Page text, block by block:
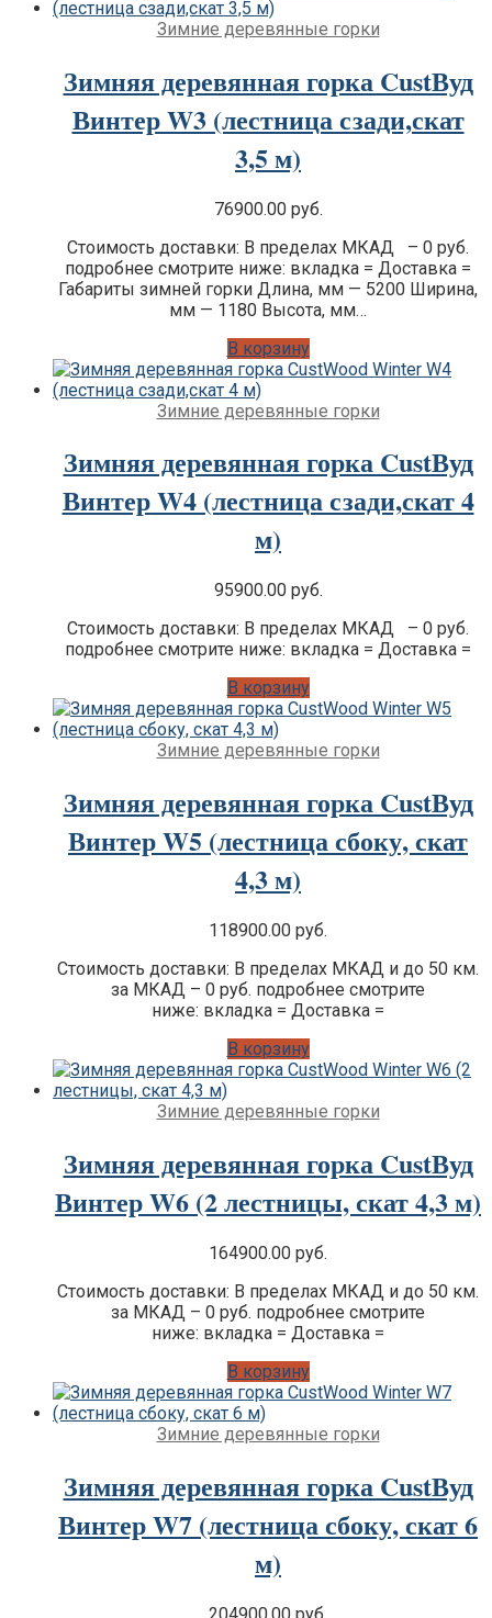
Зимние деревянные горки
Зимняя деревянная горка CustВуд
Винтер W3 (лестница сзади,скат
3,5 м)
76900.00 руб.
Стоимость доставки: В пределах МКАД – 0 руб.
подробнее смотрите ниже: вкладка = Доставка =
Габариты зимней горки Длина, мм — 5200 Ширина,
мм — 1180 Высота, мм…
В корзину
Зимние деревянные горки
Зимняя деревянная горка CustВуд
Винтер W4 (лестница сзади,скат 4
м)
95900.00 руб.
Стоимость доставки: В пределах МКАД – 0 руб.
подробнее смотрите ниже: вкладка = Доставка =
В корзину
Зимние деревянные горки
Зимняя деревянная горка CustВуд
Винтер W5 (лестница сбоку, скат
4,3 м)
118900.00 руб.
Стоимость доставки: В пределах МКАД и до 50 км.
за МКАД – 0 руб. подробнее смотрите
ниже: вкладка = Доставка =
В корзину
Зимние деревянные горки
Зимняя деревянная горка CustВуд
Винтер W6 (2 лестницы, скат 4,3 м)
164900.00 руб.
Стоимость доставки: В пределах МКАД и до 50 км.
за МКАД – 0 руб. подробнее смотрите
ниже: вкладка = Доставка =
В корзину
Зимние деревянные горки
Зимняя деревянная горка CustВуд
Винтер W7 (лестница сбоку, скат 6
м)